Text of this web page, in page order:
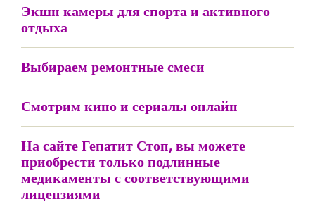
Экшн камеры для спорта и активного
отдыха
Выбираем ремонтные смеси
Смотрим кино и сериалы онлайн
На сайте Гепатит Стоп, вы можете
приобрести только подлинные
медикаменты с соответствующими
лицензиями